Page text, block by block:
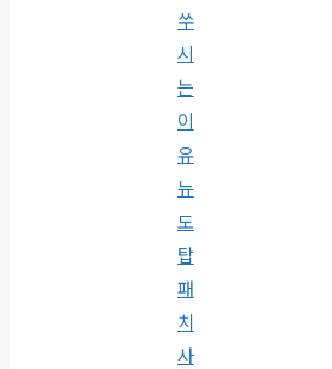
쑤
시
는
이
유
뉴
도
탑
패
치
사